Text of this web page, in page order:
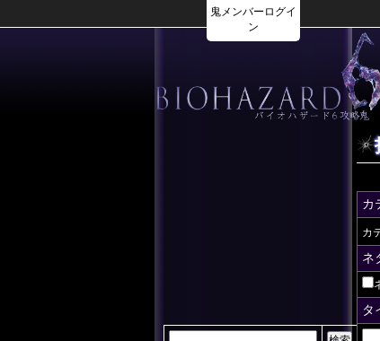
鬼メンバーログイ
ン
カ
カ
ネ
タ